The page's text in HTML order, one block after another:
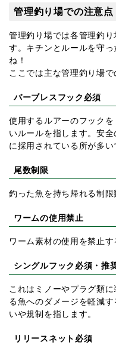
管理釣り場での注意点
管理釣り場では各管理釣
す。キチンとルールを守
ね！
ここでは主な管理釣り場
バーブレスフック必須
使用するルアーのフック
いルールを指します。安
に採用されている所が多い
尾数制限
釣った魚を持ち帰れる制限
ワームの使用禁止
ワーム素材の使用を禁止す
シングルフック必須・推
これはミノーやプラグ類
る魚へのダメージを軽減
いや規制を指します。
リリースネット必須